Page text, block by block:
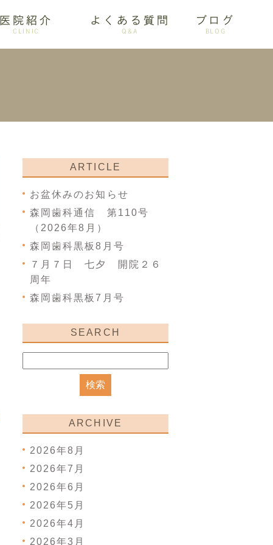
審美歯科
医院紹介
CLINIC
よくある質問
Q&A
ブログ
BLOG
ARTICLE
お盆休みのお知らせ
森岡歯科通信 第110号
（2026年8月）
森岡歯科黒板8月号
７月７日 七夕 開院２６
周年
森岡歯科黒板7月号
SEARCH
ARCHIVE
2026年8月
2026年7月
2026年6月
2026年5月
2026年4月
2026年3月